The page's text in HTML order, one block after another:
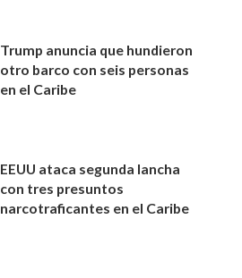
Trump anuncia que hundieron
otro barco con seis personas
en el Caribe
EEUU ataca segunda lancha
con tres presuntos
narcotraficantes en el Caribe